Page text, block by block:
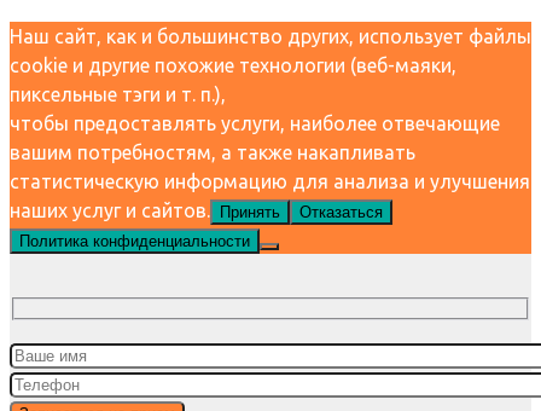
Наш сайт, как и большинство других, использует файлы
cookie и другие похожие технологии (веб-маяки,
пиксельные тэги и т. п.),
чтобы предоставлять услуги, наиболее отвечающие
вашим потребностям, а также накапливать
статистическую информацию для анализа и улучшения
наших услуг и сайтов. Принять
Отказаться
Политика конфиденциальности